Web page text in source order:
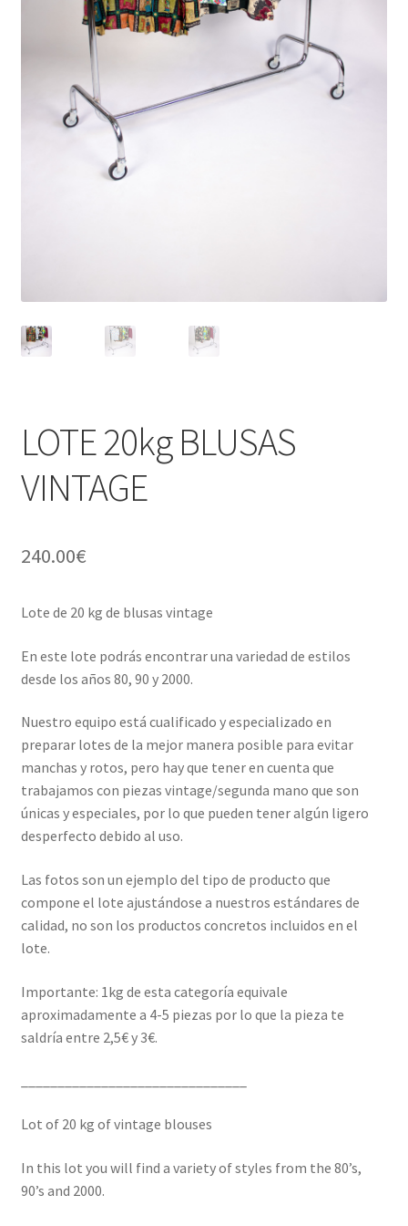
LOTE 20kg BLUSAS
VINTAGE
240.00€
Lote de 20 kg de blusas vintage
En este lote podrás encontrar una variedad de estilos
desde los años 80, 90 y 2000.
Nuestro equipo está cualificado y especializado en
preparar lotes de la mejor manera posible para evitar
manchas y rotos, pero hay que tener en cuenta que
trabajamos con piezas vintage/segunda mano que son
únicas y especiales, por lo que pueden tener algún ligero
desperfecto debido al uso.
Las fotos son un ejemplo del tipo de producto que
compone el lote ajustándose a nuestros estándares de
calidad, no son los productos concretos incluidos en el
lote.
Importante: 1kg de esta categoría equivale
aproximadamente a 4-5 piezas por lo que la pieza te
saldría entre 2,5€ y 3€.
Lot of 20 kg of vintage blouses
In this lot you will find a variety of styles from the 80’s,
90’s and 2000.